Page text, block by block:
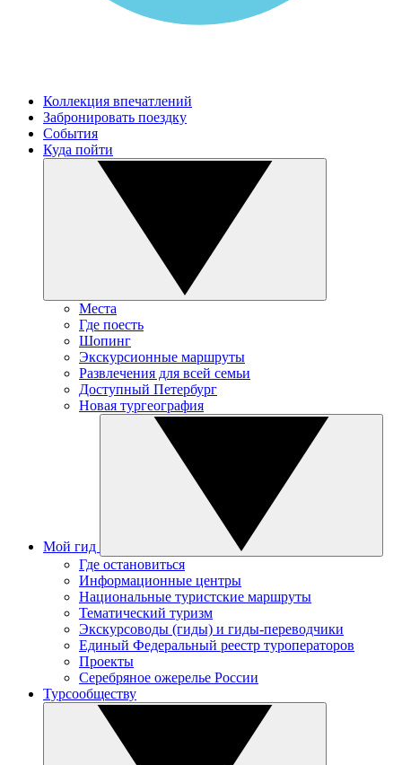
Коллекция впечатлений
Забронировать поездку
События
Куда пойти
Места
Где поесть
Шопинг
Экскурсионные маршруты
Развлечения для всей семьи
Доступный Петербург
Новая тургеография
Мой гид
Где остановиться
Информационные центры
Национальные туристские маршруты
Тематический туризм
Экскурсоводы (гиды) и гиды-переводчики
Единый Федеральный реестр туроператоров
Проекты
Серебряное ожерелье России
Турсообществу